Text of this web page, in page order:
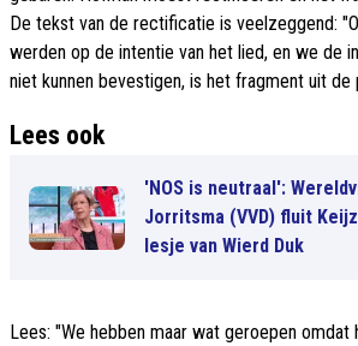
De tekst van de rectificatie is veelzeggend:
werden op de intentie van het lied, en we de
niet kunnen bevestigen, is het fragment uit de
Lees ook
'NOS is neutraal':
Jorritsma (VVD) fluit
lesje van Wierd Duk
Lees: "We hebben maar wat geroepen omdat